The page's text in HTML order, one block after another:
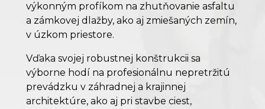
výkonným profíkom na zhutňovanie asfaltu
a zámkovej dlažby, ako aj zmiešaných zemín,
v úzkom priestore.
Vďaka svojej robustnej konštrukcii sa
výborne hodí na profesionálnu nepretržitú
prevádzku v záhradnej a krajinnej
architektúre, ako aj pri stavbe ciest,